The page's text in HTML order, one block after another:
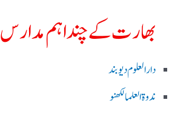
بھارت کے چند اہم مدارس
دارالعلوم دیوبند
ندوۃالعلما لکھنو